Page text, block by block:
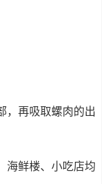
，再吸取螺肉的出
海鲜楼、小吃店均